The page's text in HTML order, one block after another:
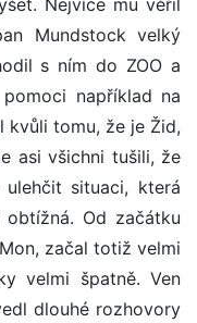
Nejvíce mu věřil
Mundstock velký
s ním do ZOO a
například na
kvůli tomu, že je Žid,
asi všichni tušili, že
situaci, která
Od začátku
začal totiž velmi
velmi špatně. Ven
dlouhé rozhovory